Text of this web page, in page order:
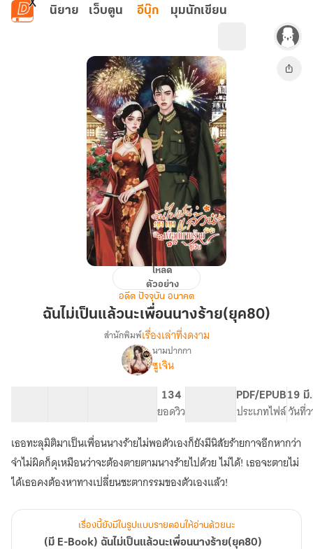
ข้ามไปยังเนื้อหาหลัก
นิยาย เว็บตูน อีบุ๊ก มุมนักเขียน
เป็น
โหลด
ตัวอย่าง
อดีต ปัจจุบัน อนาคต
ฉันไม่เป็นแล้วนะเพื่อนนางร้าย(ยุค80)
เรื่อง(มี
E-
Book)
ฉัน
ไม่
เป็น
แล้ว
นะ
เพื่อน
นาง
สำนักพิมพ์เรื่องเล่าที่งดงาม
นามปากกา
ซูเจิน
134
ยอดวิว
PDF/EPUB
ประเภทไฟล์
19 มี
วันที่
เธอทะลุมิติมาเป็นเพื่อนนางร้ายไม่พอตัวเองก็ยังมีนิสัยร้ายกาจอีกหากว่า
จำไม่ผิดก็ดุเหมือนว่าจะต้องตายตามนางร้ายไปด้วย ไม่ได้! เธอจะตายไม่
ได้เธอคงต้องหาทางเปลี่ยนชะตากรรมของตัวเองแล้ว!
เรื่องนี้ยังมีในรูปแบบรายตอนให้อ่านด้วยนะ
(มี E-Book) ฉันไม่เป็นแล้วนะเพื่อนนางร้าย(ยุค80)